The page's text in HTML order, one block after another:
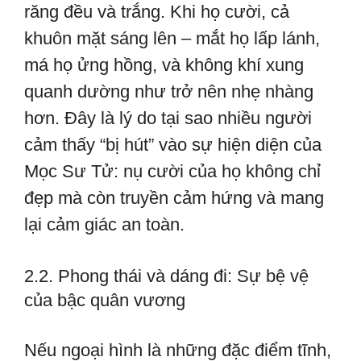
răng đều và trắng. Khi họ cười, cả
khuôn mặt sáng lên – mắt họ lấp lánh,
má họ ửng hồng, và không khí xung
quanh dường như trở nên nhẹ nhàng
hơn. Đây là lý do tại sao nhiều người
cảm thấy “bị hút” vào sự hiện diện của
Mọc Sư Tử: nụ cười của họ không chỉ
đẹp mà còn truyền cảm hứng và mang
lại cảm giác an toàn.
2.2. Phong thái và dáng đi: Sự bệ vệ
của bậc quân vương
Nếu ngoại hình là những đặc điểm tĩnh,